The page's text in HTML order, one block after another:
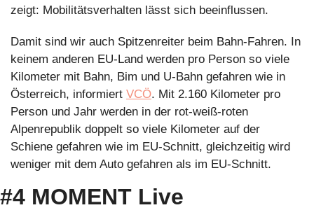
zeigt: Mobilitätsverhalten lässt sich beeinflussen.
Damit sind wir auch Spitzenreiter beim Bahn-Fahren. In
keinem anderen EU-Land werden pro Person so viele
Kilometer mit Bahn, Bim und U-Bahn gefahren wie in
Österreich, informiert VCÖ. Mit 2.160 Kilometer pro
Person und Jahr werden in der rot-weiß-roten
Alpenrepublik doppelt so viele Kilometer auf der
Schiene gefahren wie im EU-Schnitt, gleichzeitig wird
weniger mit dem Auto gefahren als im EU-Schnitt.
#4 MOMENT Live